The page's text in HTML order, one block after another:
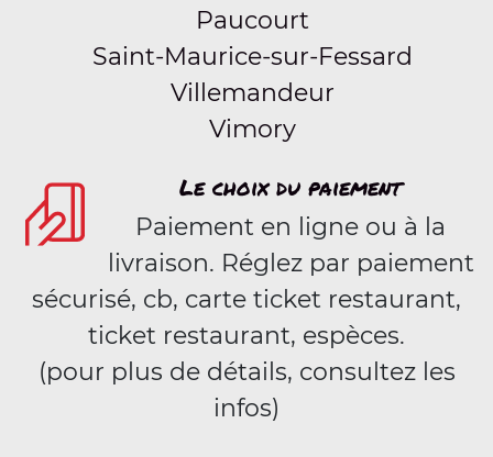
Paucourt
Saint-Maurice-sur-Fessard
Villemandeur
Vimory
Le choix du paiement
Paiement en ligne ou à la
livraison. Réglez par paiement
sécurisé, cb, carte ticket restaurant,
ticket restaurant, espèces.
(pour plus de détails, consultez les
infos)